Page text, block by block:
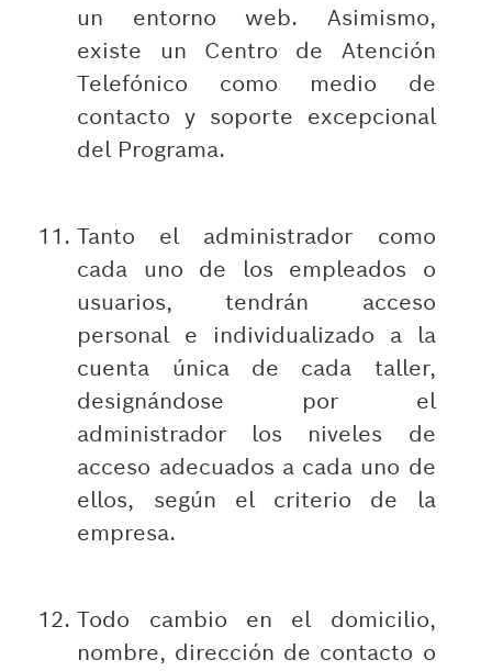
un entorno web. Asimismo,
existe un Centro de Atención
Telefónico como medio de
contacto y soporte excepcional
del Programa.
Tanto el administrador como
cada uno de los empleados o
usuarios, tendrán acceso
personal e individualizado a la
cuenta única de cada taller,
designándose por el
administrador los niveles de
acceso adecuados a cada uno de
ellos, según el criterio de la
empresa.
Todo cambio en el domicilio,
nombre, dirección de contacto o